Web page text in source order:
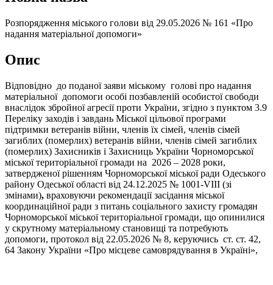
Розпорядження міського голови від 29.05.2026 № 161 «Про
надання матеріальної допомоги»
Опис
Відповідно до поданої заяви міському голові про надання
матеріальної допомоги особі позбавленій особистої свободи
внаслідок збройної агресії проти України, згідно з пунктом 3.9
Переліку заходів і завдань Міської цільової програми
підтримки ветеранів війни, членів їх сімей, членів сімей
загиблих (померлих) ветеранів війни, членів сімей загиблих
(померлих) Захисників і Захисниць України Чорноморської
міської територіальної громади на 2026 – 2028 роки,
затвердженої рішенням Чорноморської міської ради Одеського
району Одеської області від 24.12.2025 № 1001-VIII (зі
змінами), враховуючи рекомендації засідання міської
координаційної ради з питань соціального захисту громадян
Чорноморської міської територіальної громади, що опинилися
у скрутному матеріальному становищі та потребують
допомоги, протокол від 22.05.2026 № 8, керуючись ст. ст. 42,
64 Закону України «Про місцеве самоврядування в Україні»,